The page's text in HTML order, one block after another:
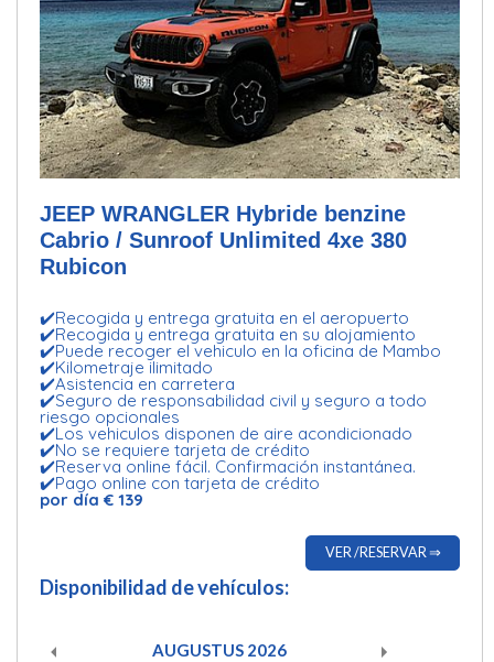
JEEP WRANGLER Hybride benzine
Cabrio / Sunroof Unlimited 4xe 380
Rubicon
✔️Recogida y entrega gratuita en el aeropuerto
✔️Recogida y entrega gratuita en su alojamiento
✔️Puede recoger el vehiculo en la oficina de Mambo
✔️Kilometraje ilimitado
✔️Asistencia en carretera
✔️Seguro de responsabilidad civil y seguro a todo
riesgo opcionales
✔️Los vehiculos disponen de aire acondicionado
✔️No se requiere tarjeta de crédito
✔️Reserva online fácil. Confirmación instantánea.
✔️Pago online con tarjeta de crédito
por día € 139
VER /RESERVAR ⇒
Disponibilidad de vehículos:
AUGUSTUS 2026